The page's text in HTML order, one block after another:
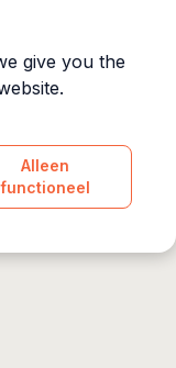
plekken.
give you the
Alleen
functioneel